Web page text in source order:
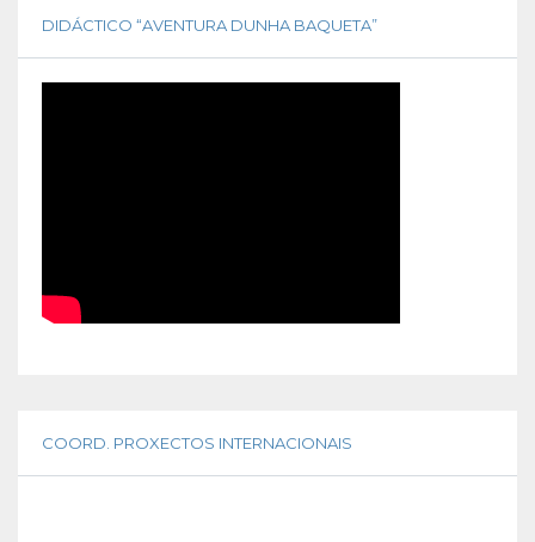
DIDÁCTICO “AVENTURA DUNHA BAQUETA”
COORD. PROXECTOS INTERNACIONAIS